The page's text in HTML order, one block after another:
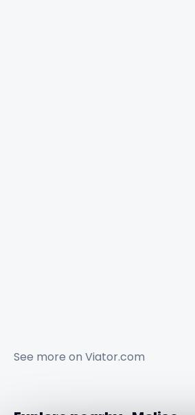
See more on Viator.com